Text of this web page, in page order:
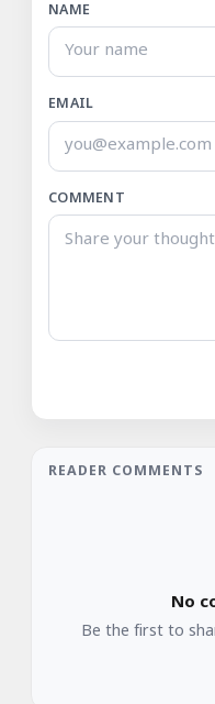
NAME
EMAIL
COMMENT
READER COMMENTS
No
Be the first to